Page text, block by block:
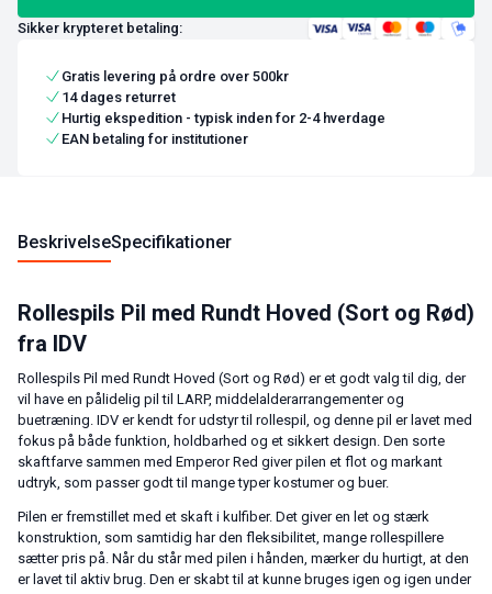
Sikker krypteret betaling:
Gratis levering på ordre over 500kr
14 dages returret
Hurtig ekspedition - typisk inden for 2-4 hverdage
EAN betaling for institutioner
BeskrivelseSpecifikationer
Rollespils Pil med Rundt Hoved (Sort og Rød)
fra IDV
Rollespils Pil med Rundt Hoved (Sort og Rød) er et godt valg til dig, der
vil have en pålidelig pil til LARP, middelalderarrangementer og
buetræning. IDV er kendt for udstyr til rollespil, og denne pil er lavet med
fokus på både funktion, holdbarhed og et sikkert design. Den sorte
skaftfarve sammen med Emperor Red giver pilen et flot og markant
udtryk, som passer godt til mange typer kostumer og buer.
Pilen er fremstillet med et skaft i kulfiber. Det giver en let og stærk
konstruktion, som samtidig har den fleksibilitet, mange rollespillere
sætter pris på. Når du står med pilen i hånden, mærker du hurtigt, at den
er lavet til aktiv brug. Den er skabt til at kunne bruges igen og igen under